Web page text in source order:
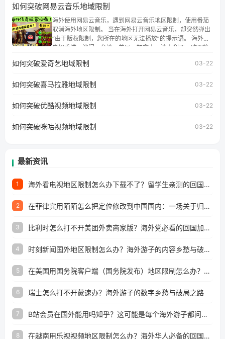
权限制问题，且仅能在中国大陆地区播放。 遇到这个问题的
朋友们，使用番茄回国加速器，即可解决「海外用户收听腾
讯视频地区版权限制」的问题，无论人在香港、澳门、台
湾、美国、加拿大、澳大利亚、欧洲等国家和地区工作、留
学、定居等，都可以使用，不再因地区和版权限制所困扰。
如何突破网易云音乐地域限制
海外使用网易云音乐，遇到网易云音乐地区限制，使用番茄
取消海外地区限制。 当在海外打开网易云音乐，却突然弹出
“由于版权限制，您所在的地区无法播放”的提示语。 海外用
户如香港、澳门、台湾、美国、加拿大、澳大利亚、欧洲等
地区及版权限制问题，且仅能在中国大陆地区播放。 遇到这
户收听网易云音乐地区版权限制」的问题，无论人在香港、
工作、留学、定居等，都可以使用，不再因地区和版权限制
所困扰。
如何突破爱奇艺地域限制 03-22
如何突破喜马拉雅地域限制 03-22
如何突破优酷视频地域限制 03-22
如何突破咪咕视频地域限制 03-22
最新资讯
1 海外看电视地区限制怎么办下载不了？留学生亲测的回国加速方案（附2026世界杯观赛技巧）
2 在菲律宾用陌陌怎么把定位修改到中国国内：一场关于归属感与连接的探索
3 比利时怎么打不开美团外卖商家版？海外党必看的回国加速全攻略
4 时刻新闻国外地区限制怎么办？海外游子的内容乡愁与破局之路
5 在美国用国务院客户端（国务院发布）地区限制怎么办？3步解决海外看国内内容难题
6 瑞士怎么打不开蒙速办？海外游子的数字乡愁与破局之路
7 B站会员在国外能用吗知乎？这可能是每个海外游子都问过的问题
8 在越南用乐视视频地区限制怎么办？海外华人必备的回国加速攻略